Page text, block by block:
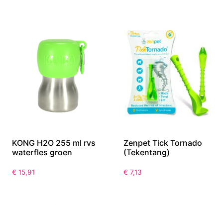
KONG H2O 255 ml rvs
waterfles groen
€ 15,91
Zenpet Tick Tornado
(Tekentang)
€ 7,13